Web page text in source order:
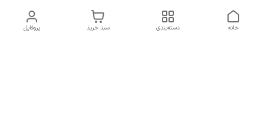
پروفایل سبد خرید دسته‌بندی خانه